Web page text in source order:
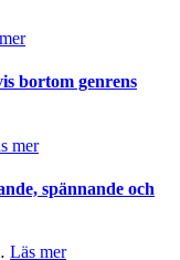
Kulturs
om
Det
grönaste
en
och
bortom genrens
merom
Sweden
Jazz
spännande och
Läs merom